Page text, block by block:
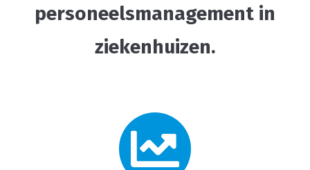
personeelsmanagement in
ziekenhuizen.